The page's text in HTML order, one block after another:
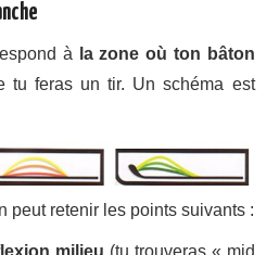
à
la zone où ton bâton
tu feras un tir. Un schéma est
peut retenir les points suivants :